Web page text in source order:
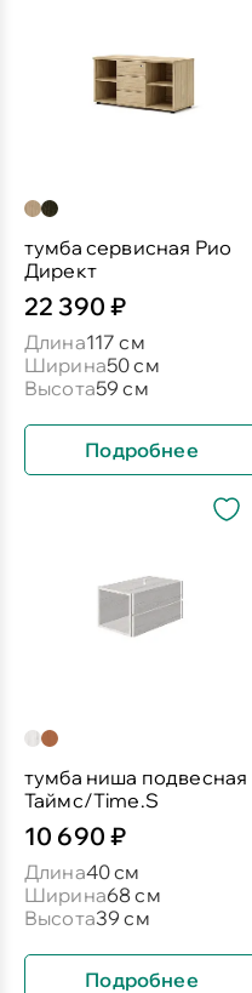
тумба сервисная Рио
Директ
22 390 ₽
Длина117 см
Ширина50 см
Высота59 см
Подробнее
тумба ниша подвесная
Таймс/Time.S
10 690 ₽
Длина40 см
Ширина68 см
Высота39 см
Подробнее